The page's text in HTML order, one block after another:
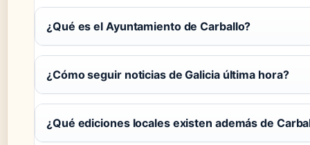
¿Qué es el Ayuntamiento de Carballo?
¿Cómo seguir noticias de Galicia última hora?
¿Qué ediciones locales existen además de